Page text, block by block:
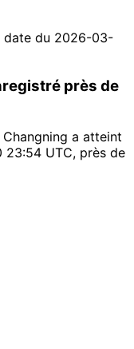
date du 2026-03-
près de
a atteint
23:54 UTC, près de